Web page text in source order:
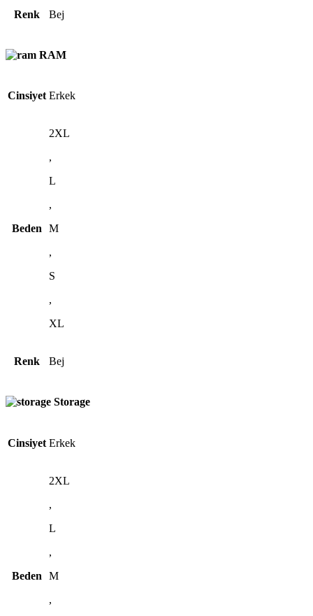
Renk Bej
RAM
Cinsiyet Erkek
Beden
2XL
,
L
,
M
,
S
,
XL
Renk Bej
Storage
Cinsiyet Erkek
Beden
2XL
,
L
,
M
,